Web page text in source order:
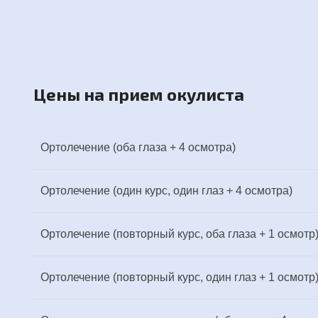
Цены на прием окулиста
Ортолечение (оба глаза + 4 осмотра)
Ортолечение (один курс, один глаз + 4 осмотра)
Ортолечение (повторный курс, оба глаза + 1 осмотр)
Ортолечение (повторный курс, один глаз + 1 осмотр)